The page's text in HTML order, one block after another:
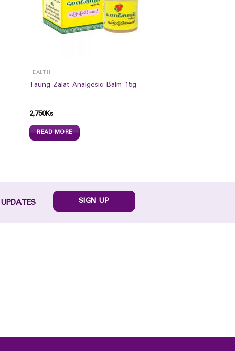
HEALTH
Taung Zalat Analgesic Balm 15g
2,750Ks
READ MORE
SIGN UP